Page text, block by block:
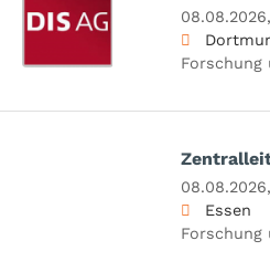
08.08.2026,
Forschung
08.08.2026,
Essen
Forschung